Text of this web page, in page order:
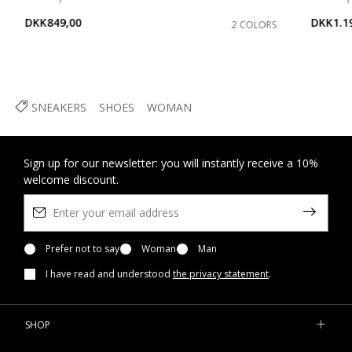
SNEAKERS SHOES WOMAN
DKK849,00
2 COLORS
Sign up for our newsletter: you will instantly receive a 10%
welcome discount.
Prefer not to say Woman
Man
I have read and understood the privacy statement.
SHOP